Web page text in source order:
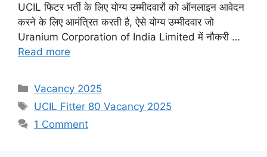
UCIL फिटर भर्ती के लिए योग्य उम्मीदवारों को ऑनलाइन आवेदन
करने के लिए आमंत्रित करती है, ऐसे योग्य उम्मीदवार जो
Uranium Corporation of India Limited में नौकरी …
Read more
Categories
Vacancy 2025
Tags
UCIL Fitter 80 Vacancy 2025
1 Comment